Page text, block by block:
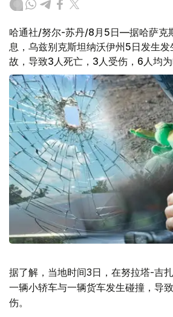
哈通社/努尔-苏丹/8月5日—据哈萨克
息，乌兹别克斯坦纳沃伊州5日发生
故，导致3人死亡，3人受伤，6人均为
据了解，当地时间3日，在努拉塔-吉
一辆小轿车与一辆货车发生碰撞，导
伤。